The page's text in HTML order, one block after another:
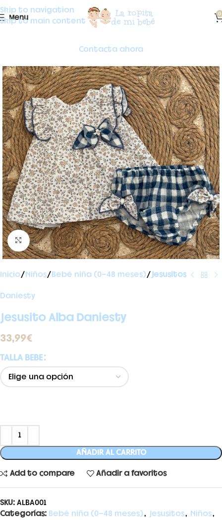
Skip to navigation
Skip to main content
Menu 0
Contacta ahora
Ampliar foto
Inicio Niños Bebé niña (0-48 meses) Jesusitos
Daniesty
Jesusito Alba Daniesty
33,99€
TALLA BEBE
AÑADIR AL CARRITO
Add to compare Añadir a favoritos
SKU: ALBA001
Categorías: Bebé niña (0-48 meses), Jesusitos, Niños,